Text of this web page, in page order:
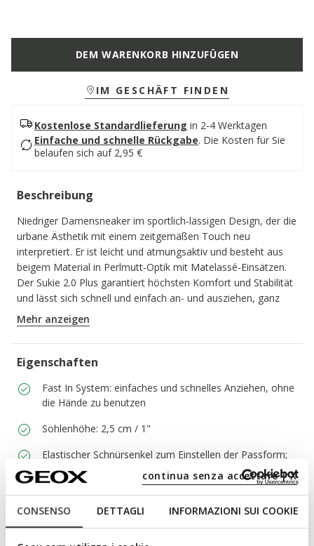
CONSENSO DETTAGLI INFORMAZIONI SUI COOKIE
continua senza accettare | X
DEM WARENKORB HINZUFÜGEN
IM GESCHÄFT FINDEN
Kostenlose Standardlieferung in 2-4 Werktagen
Einfache und schnelle Rückgabe. Die Kosten für Sie
belaufen sich auf 2,95 €
Beschreibung
Niedriger Damensneaker im sportlich-lässigen Design, der die
urbane Ästhetik mit einem zeitgemäßen Touch neu
interpretiert. Er ist leicht und atmungsaktiv und besteht aus
beigem Material in Perlmutt-Optik mit Matelassé-Einsätzen.
Der Sukie 2.0 Plus garantiert höchsten Komfort und Stabilität
und lässt sich schnell und einfach an- und ausziehen, ganz
ohne Einsatz der Hände.
PRODUKTCODE:
Mehr anzeigen
Eigenschaften
Fast In System: einfaches und schnelles Anziehen, ohne
die Hände zu benutzen
Sohlenhöhe: 2,5 cm / 1"
Elastischer Schnürsenkel zum Einstellen der Passform;
Herausnehmbare Innensohle
Materialien